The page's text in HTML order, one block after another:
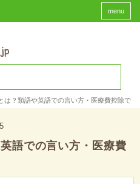
menu
は？類語や英語での言い方・医療費控除で受
語での言い方・医療費